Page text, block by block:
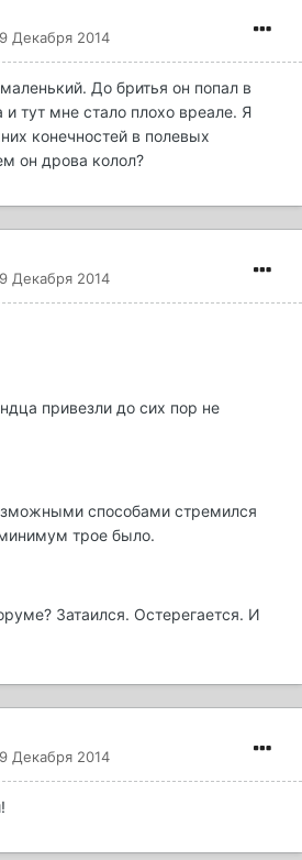
Декабря 2014
До бритья он попал в
и тут мне стало плохо вреале. Я
конечностей в полевых
он дрова колол?
Декабря 2014
привезли до сих пор не
способами стремился
трое было.
Затаился. Остерегается. И
Декабря 2014